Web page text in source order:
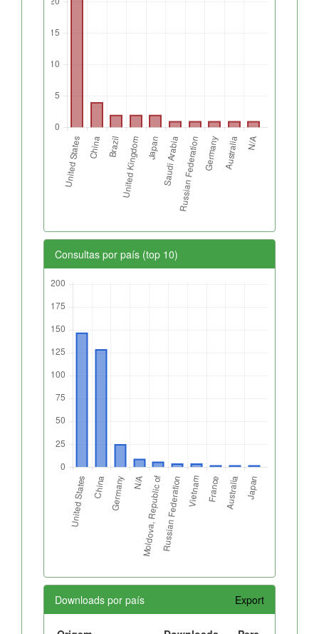
Consultas por país (top 10)
Downloads por país Export